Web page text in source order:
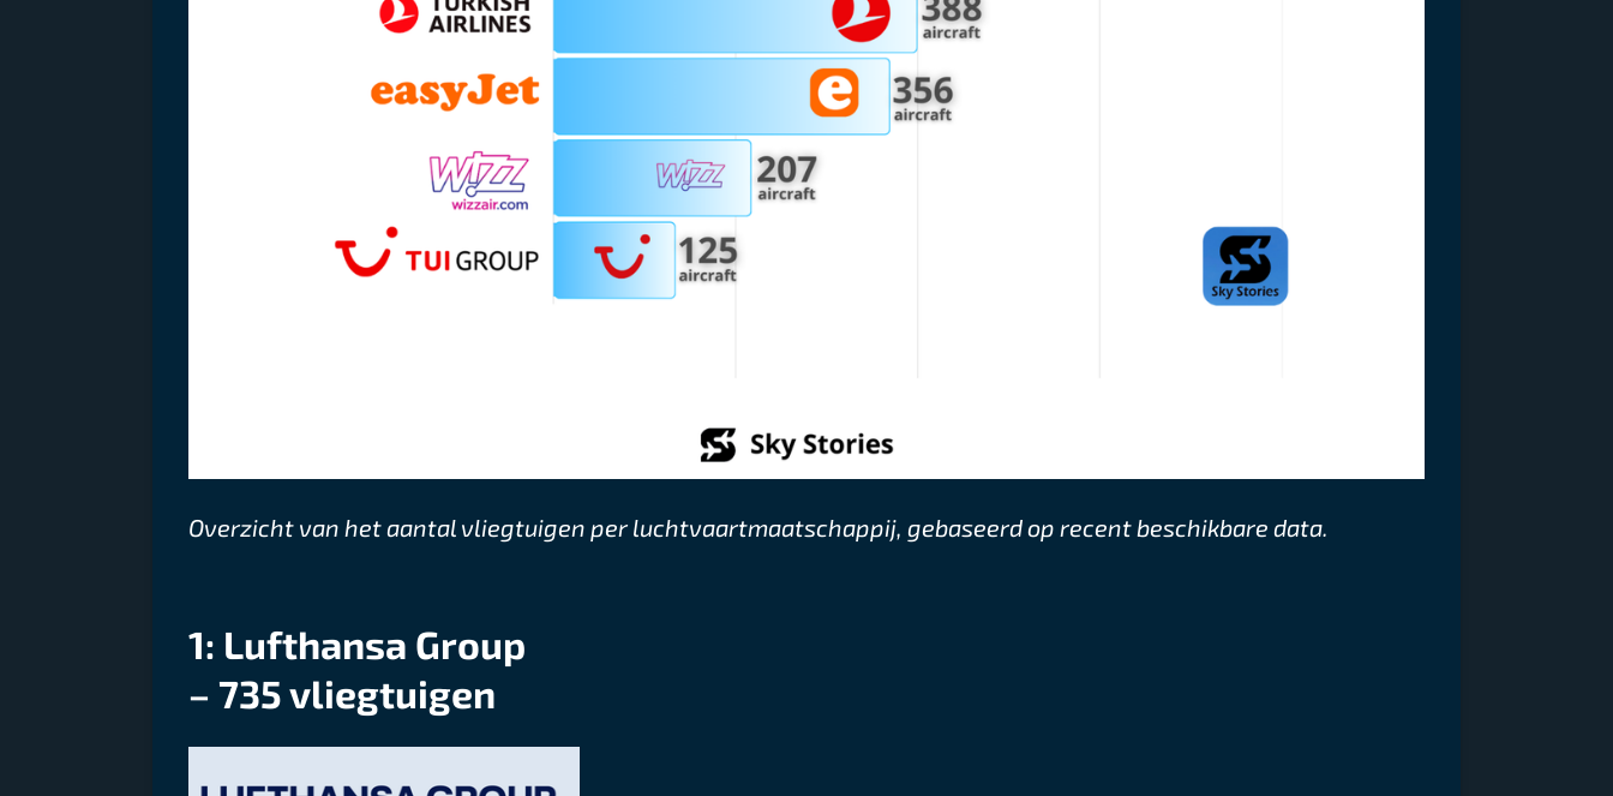
Overzicht van het aantal vliegtuigen per luchtvaartmaatschappij, gebaseerd op recent beschikbare data.
1: Lufthansa Group
– 735 vliegtuigen